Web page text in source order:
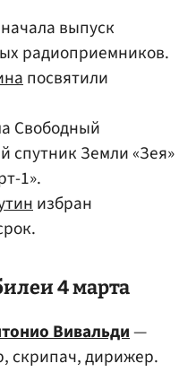
выпуск
радиоприемников.
посвятили
Свободный
спутник Земли «Зея»
1».
избран
4 марта
Вивальди—
скрипач, дирижер.